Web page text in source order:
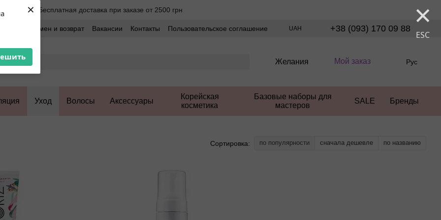
× ×
ESC
Бесплатная доставка при заказе от 2500 грн
Обмен и возврат Вакансии Контакты
Пользовательское соглашение
UAH +38 (093) 170 09 88
Желания Мой заказ Рус
Уход Волосы Аксессуары
Корейская
косметика
Базовые наборы для
мастеров
SALE Бренды
Сортировка: по популярности сначала дешевле по названию